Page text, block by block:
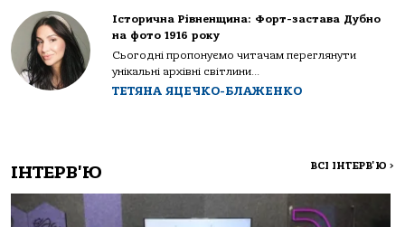
Історична Рівненщина: Форт-застава Дубно
на фото 1916 року
Сьогодні пропонуємо читачам переглянути
унікальні архівні світлини...
ТЕТЯНА ЯЦЕЧКО-БЛАЖЕНКО
ІНТЕРВ'Ю ВСІ ІНТЕРВ'Ю >